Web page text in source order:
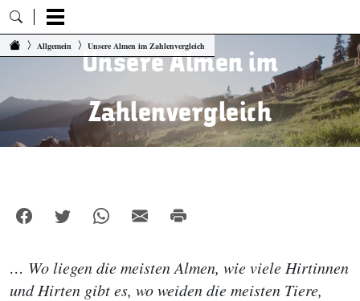
Zum Inhalt springen
Allgemein Unsere Almen im Zahlenvergleich
Unsere Almen im
Zahlenvergleich
… Wo liegen die meisten Almen, wie viele Hirtinnen
und Hirten gibt es, wo weiden die meisten Tiere,